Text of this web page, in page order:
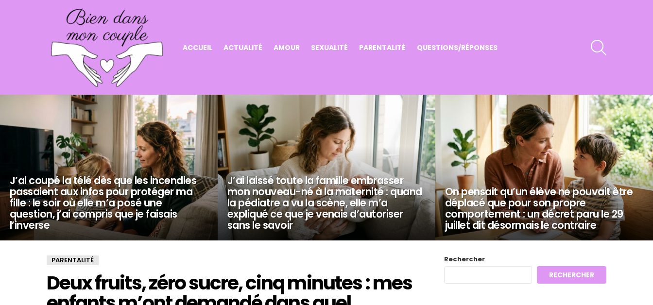
ACCUEIL ACTUALITÉ AMOUR SEXUALITÉ PARENTALITÉ QUESTIONS/RÉPONSES
J’ai coupé la télé dès que les incendies
passaient aux infos pour protéger ma
fille : le soir où elle m’a posé une
question, j’ai compris que je faisais
l’inverse
J’ai laissé toute la famille embrasser
mon nouveau-né à la maternité : quand
la pédiatre a vu la scène, elle m’a
expliqué ce que je venais d’autoriser
sans le savoir
On pensait qu’un élève ne pouvait être
déplacé que pour son propre
comportement : un décret paru le 29
juillet dit désormais le contraire
PARENTALITÉ
Deux fruits, zéro sucre, cinq minutes : mes
Rechercher
RECHERCHER